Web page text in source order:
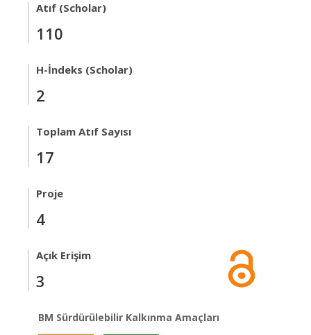
Atıf (Scholar)
110
H-İndeks (Scholar)
2
Toplam Atıf Sayısı
17
Proje
4
Açık Erişim
3
BM Sürdürülebilir Kalkınma Amaçları